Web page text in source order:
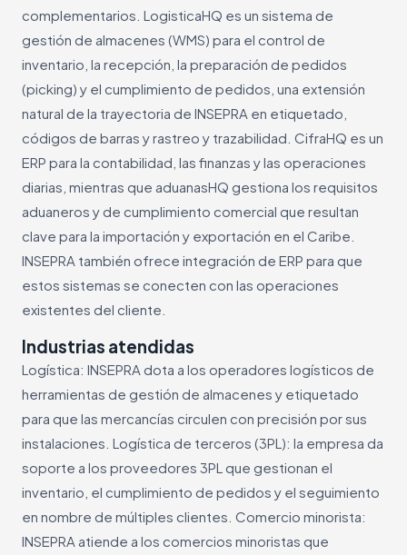
complementarios. LogisticaHQ es un sistema de
gestión de almacenes (WMS) para el control de
inventario, la recepción, la preparación de pedidos
(picking) y el cumplimiento de pedidos, una extensión
natural de la trayectoria de INSEPRA en etiquetado,
códigos de barras y rastreo y trazabilidad. CifraHQ es un
ERP para la contabilidad, las finanzas y las operaciones
diarias, mientras que aduanasHQ gestiona los requisitos
aduaneros y de cumplimiento comercial que resultan
clave para la importación y exportación en el Caribe.
INSEPRA también ofrece integración de ERP para que
estos sistemas se conecten con las operaciones
existentes del cliente.
Industrias atendidas
Logística: INSEPRA dota a los operadores logísticos de
herramientas de gestión de almacenes y etiquetado
para que las mercancías circulen con precisión por sus
instalaciones. Logística de terceros (3PL): la empresa da
soporte a los proveedores 3PL que gestionan el
inventario, el cumplimiento de pedidos y el seguimiento
en nombre de múltiples clientes. Comercio minorista:
INSEPRA atiende a los comercios minoristas que